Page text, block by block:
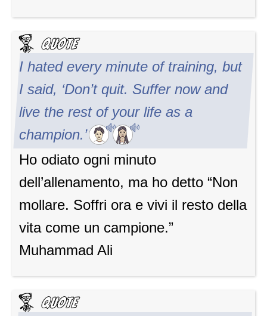
I hated every minute of training, but
I said, ‘Don’t quit. Suffer now and
live the rest of your life as a
champion.’
Ho odiato ogni minuto
dell’allenamento, ma ho detto “Non
mollare. Soffri ora e vivi il resto della
vita come un campione.”
Muhammad Ali